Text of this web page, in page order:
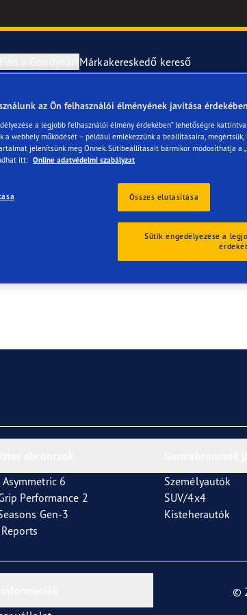
szerelése és cseréje
tudnivalók
RACING
F1 SuperSport
Márkakereskedő kereső
Asymmetric 6
Performance 2
Gen-3
Személyautók
SUV/4x4
Kisteherautók
©
az Ön felhasználói élményének javítása
a legjobb felhasználói élmény érdekében” lehetőségre
a webhely működését – például emlékezzünk a beállításaira,
jelenítsünk meg Önnek. Sütibeállításait bármikor módosíthatja a
itt: Online adatvédelmi szabályzat
Összes elutasítása
Sütik engedélyezése a